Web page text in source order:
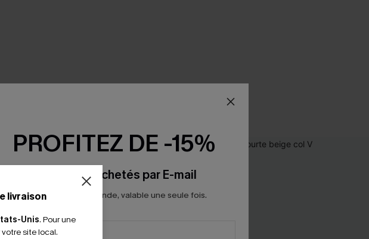
livraison
Unis. Pour une
site local.
PROFITEZ DE -15%
-15% dès 2 Achetés par E-mail
*Un code par commande, valable une seule fois.